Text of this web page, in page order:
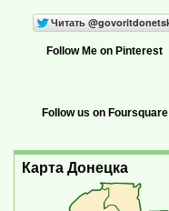
Follow Me on Pinterest
Follow us on Foursquare
Карта Донецка